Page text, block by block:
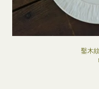
鑿木